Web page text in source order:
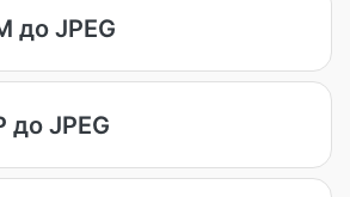
до JPEG
до JPEG